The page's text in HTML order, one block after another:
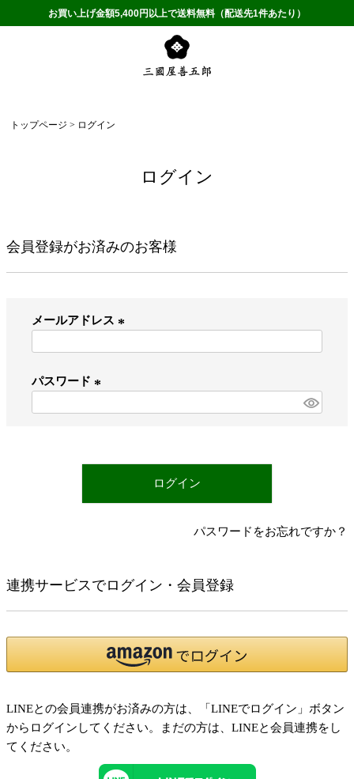
お買い上げ金額5,400円以上で送料無料（配送先1件あたり）
トップページ ログイン
ログイン
会員登録がお済みのお客様
メールアドレス
パスワード
)
ログイン
パスワードをお忘れですか？
連携サービスでログイン・会員登録
LINEとの会員連携がお済みの方は、「LINEでログイン」ボタン
からログインしてください。まだの方は、 LINEと会員連携をし
てください。